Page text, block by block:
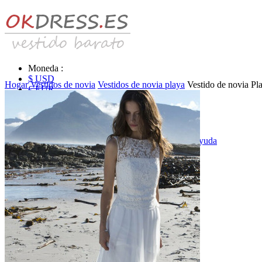
Moneda :
$ USD
€ EUR
₣ CHF
$ CAD
|Identificarse & Registrarse |Obtener la contraseña Ayuda
Mensaje
Carro (0)
Vestidos de novia
Vestido de novia liquidación y venta
Vestidos de novia vendimia
Hogar Vestidos de novia Vestidos de novia playa Vestido de novia